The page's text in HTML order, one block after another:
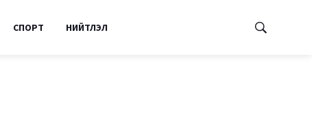
СПОРТ НИЙТЛЭЛ